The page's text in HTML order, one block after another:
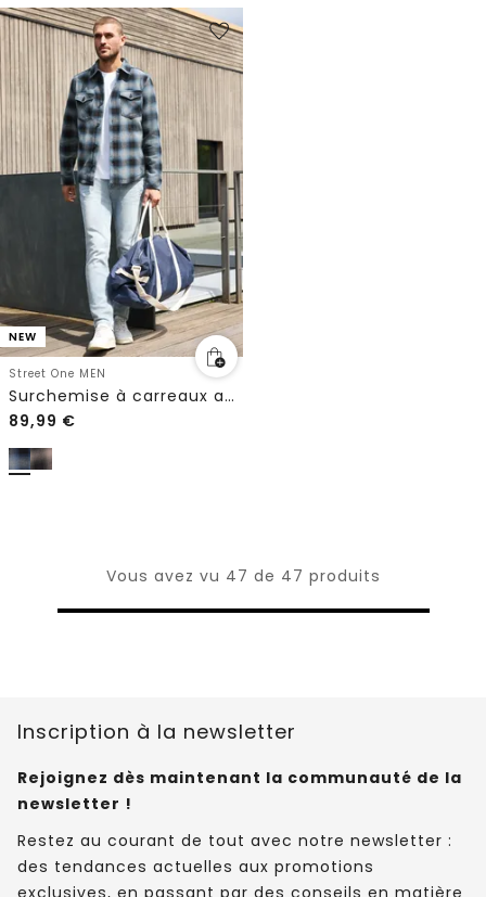
NEW
Street One MEN
Surchemise à carreaux avec poches poitrine
89,99 €
Vous avez vu 47 de 47 produits
Inscription à la newsletter
Rejoignez dès maintenant la communauté de la
newsletter !
Restez au courant de tout avec notre newsletter :
des tendances actuelles aux promotions
exclusives, en passant par des conseils en matière